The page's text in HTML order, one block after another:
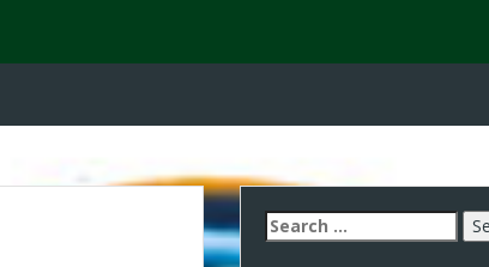
Search
for: